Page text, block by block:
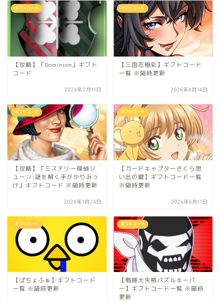
ギフトコード
【攻略】『Dominion』ギフト
コード
2024年2月11日
ギフトコード
【三国志極彩】ギフトコード
一覧 ※随時更新
2026年4月14日
ギフトコード
【攻略】『ミステリー探偵ジ
ューン:謎を解く手がかりみっ
け』ギフトコード ※随時更新
2024年1月24日
ギフトコード
【カードキャプターさくら思
い出の鍵】ギフトコード一覧
※随時更新
2026年6月11日
ギフトコード
【ぱちょふぁ】ギフトコード
一覧 ※随時更新
ギフトコード
【戦隊大失格パズルキーパ
ー】ギフトコード一覧 ※随時
更新